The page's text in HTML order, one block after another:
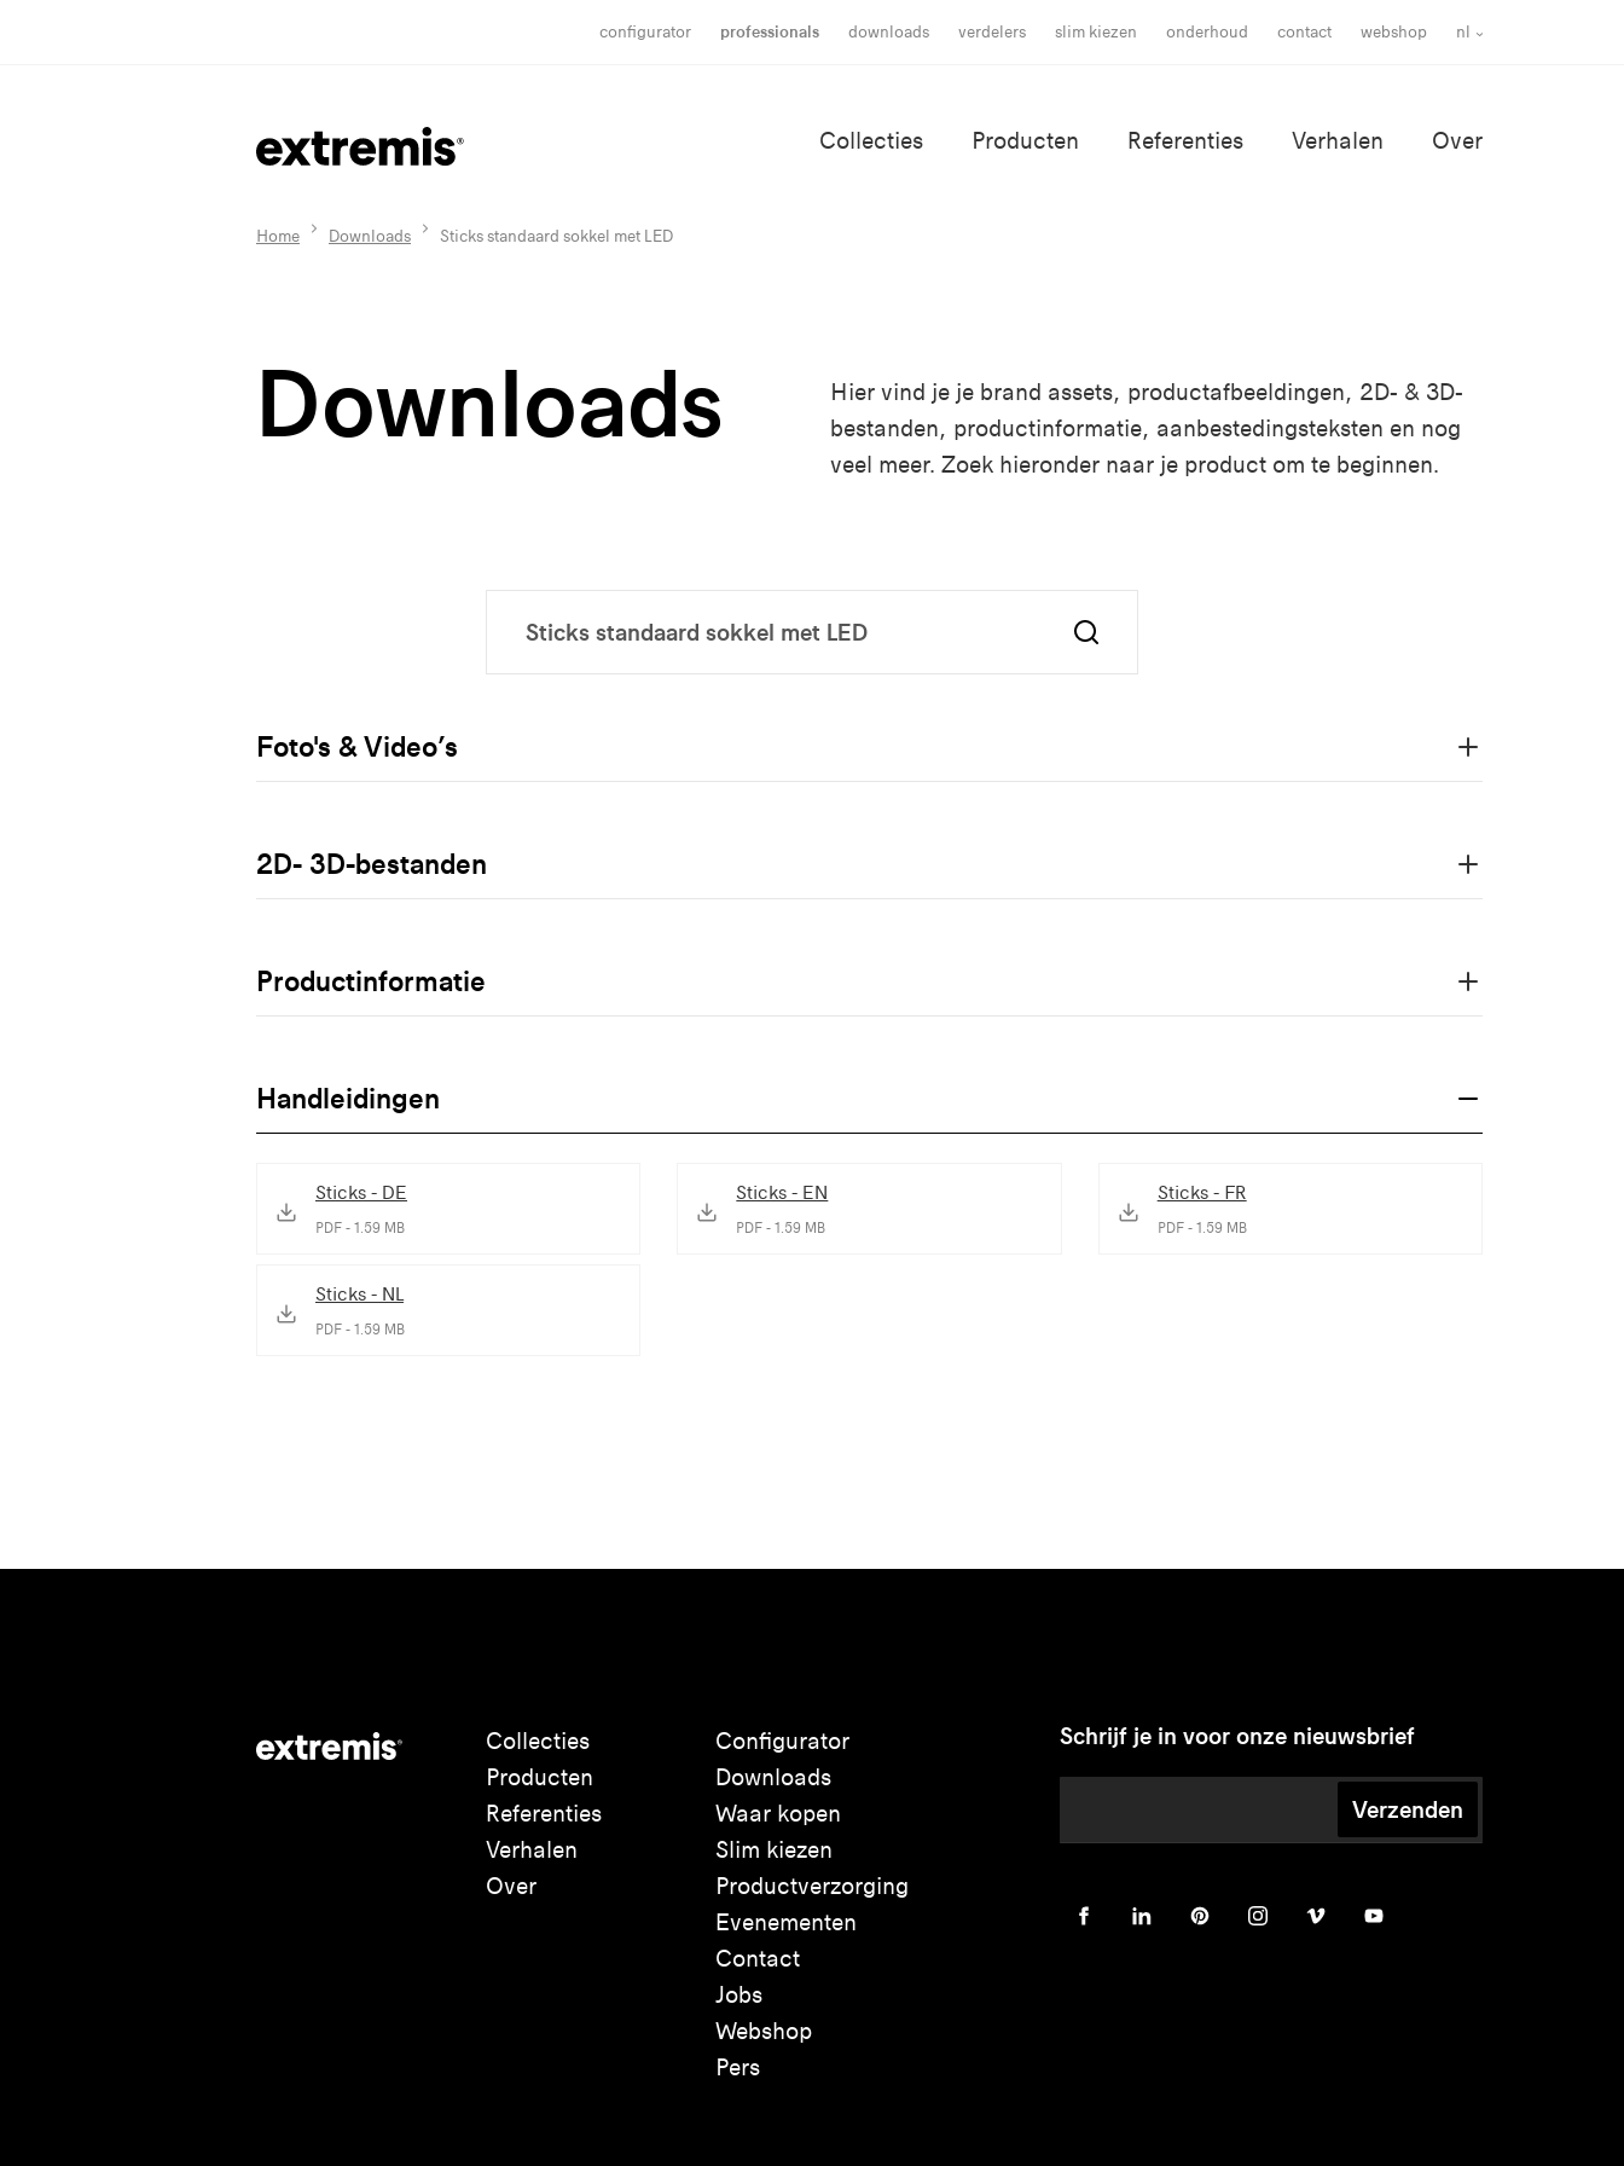
configurator professionals downloads verdelers slim kiezen onderhoud contact webshop nl
Collecties Producten Referenties Verhalen Over
Home Downloads Sticks standaard sokkel met LED
Downloads
Hier vind je je brand assets, productafbeeldingen, 2D- & 3D-
bestanden, productinformatie, aanbestedingsteksten en nog
veel meer. Zoek hieronder naar je product om te beginnen.
Foto's & Video’s
2D- 3D-bestanden
Productinformatie
Handleidingen
Sticks - DE
PDF - 1.59 MB
Sticks - EN
PDF - 1.59 MB
Sticks - FR
PDF - 1.59 MB
Sticks - NL
PDF - 1.59 MB
Collecties
Producten
Referenties
Verhalen
Over
Configurator
Downloads
Waar kopen
Slim kiezen
Productverzorging
Evenementen
Contact
Jobs
Webshop
Pers
Schrijf je in voor onze nieuwsbrief
Verzenden